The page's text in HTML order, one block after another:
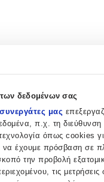
δεδομένων σας
μας
π.χ. τη
όπως cookies
να έχουμε πρόσβαση σε
την προβολή
τις μετρήσεις